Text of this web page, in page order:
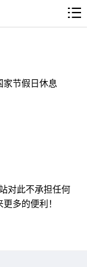
家节假日休息
对此不承担任何
多的便利！